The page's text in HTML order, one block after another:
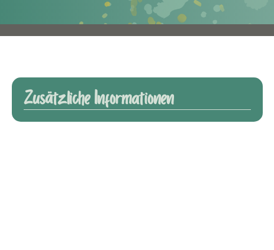
Zusätzliche Informationen